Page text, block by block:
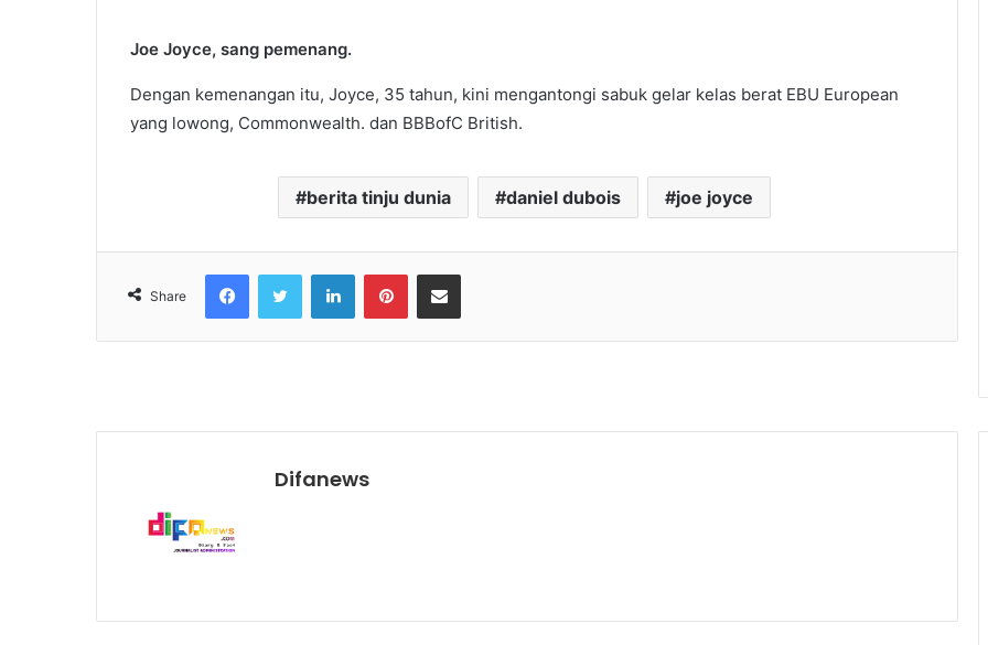
Joe Joyce, sang pemenang.
Dengan kemenangan itu, Joyce, 35 tahun, kini mengantongi sabuk gelar kelas berat EBU European
yang lowong, Commonwealth. dan BBBofC British.
berita tinju dunia daniel dubois joe joyce
Share
FacebookTwitter LinkedInPinterestShare via Email
Difanews